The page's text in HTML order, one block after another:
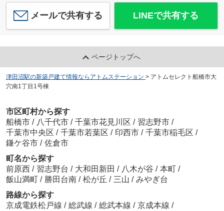
メールで共有する LINEで共有する
ページトップへ
津田沼駅の新築戸建て情報ならアトムステーション > アトムセレクト船橋市大
穴南1丁目1号棟
市区町村から探す
船橋市 / 八千代市 / 千葉市花見川区 / 習志野市 /
千葉市中央区 / 千葉市若葉区 / 印西市 / 千葉市稲毛区 /
鎌ケ谷市 / 佐倉市
町名から探す
前原西 / 習志野台 / 大和田新田 / 八木が谷 / 本町 /
飯山満町 / 勝田台南 / 松が丘 / 三山 / みやぎ台
路線から探す
京成電鉄松戸線 / 総武線 / 総武本線 / 京成本線 /